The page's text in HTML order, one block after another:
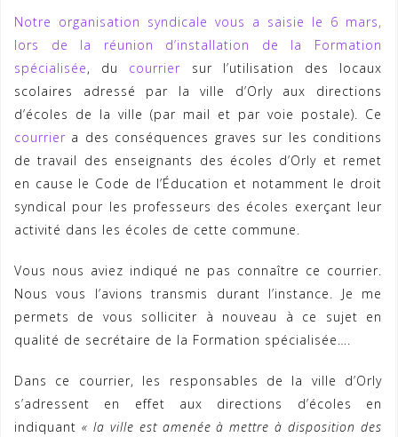
Notre organisation syndicale vous a saisie le 6 mars,
lors de la réunion d’installation de la Formation
spécialisée, du courrier sur l’utilisation des locaux
scolaires adressé par la ville d’Orly aux directions
d’écoles de la ville (par mail et par voie postale). Ce
courrier a des conséquences graves sur les conditions
de travail des enseignants des écoles d’Orly et remet
en cause le Code de l’Éducation et notamment le droit
syndical pour les professeurs des écoles exerçant leur
activité dans les écoles de cette commune.
Vous nous aviez indiqué ne pas connaître ce courrier.
Nous vous l’avions transmis durant l’instance. Je me
permets de vous solliciter à nouveau à ce sujet en
qualité de secrétaire de la Formation spécialisée….
Dans ce courrier, les responsables de la ville d’Orly
s’adressent en effet aux directions d’écoles en
indiquant « la ville est amenée à mettre à disposition des